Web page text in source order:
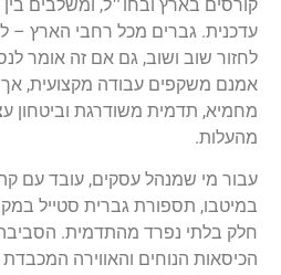
קורסים בארץ ובחו״ל, ומשלבים
עדכנית. גברים מכל רחבי הארץ –
לחזור שוב ושוב, גם אם זה אומר
אמנם משקפים עבודה מקצועית,
מחמיא, תדמית משודרגת וביטחון
מהעלות.
עבור מי שמנהל עסקים, עובד עם
במיטבו, תספורת גברית סטייל
חלק בלתי נפרד מהתדמית. הסביבה
הכיסאות הנוחים והאווירה